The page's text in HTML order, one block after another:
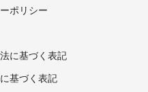
ポリシー
に基づく表記
基づく表記